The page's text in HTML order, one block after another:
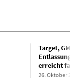
Target, GM
erreicht fast
26. Oktober